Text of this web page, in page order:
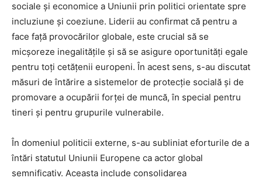
sociale și economice a Uniunii prin politici orientate spre
incluziune și coeziune. Liderii au confirmat că pentru a
face față provocărilor globale, este crucial să se
micșoreze inegalitățile și să se asigure oportunități egale
pentru toți cetățenii europeni. În acest sens, s-au discutat
măsuri de întărire a sistemelor de protecție socială și de
promovare a ocupării forței de muncă, în special pentru
tineri și pentru grupurile vulnerabile.
În domeniul politicii externe, s-au subliniat eforturile de a
întări statutul Uniunii Europene ca actor global
semnificativ. Aceasta include consolidarea